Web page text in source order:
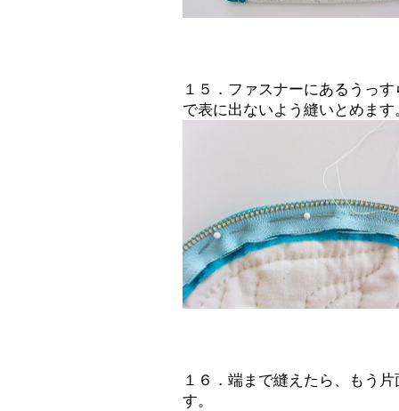
１５．ファスナーにあるうっ
で表に出ないよう縫いとめます
１６．端まで縫えたら、もう
す。